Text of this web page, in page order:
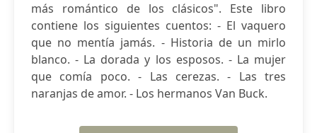
más romántico de los clásicos". Este libro
contiene los siguientes cuentos: - El vaquero
que no mentía jamás. - Historia de un mirlo
blanco. - La dorada y los esposos. - La mujer
que comía poco. - Las cerezas. - Las tres
naranjas de amor. - Los hermanos Van Buck.